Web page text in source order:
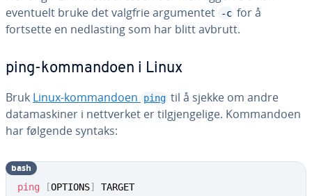
eventuelt bruke det valgfrie argumentet
-c for å
fortsette en nedlasting som har blitt avbrutt.
ping-kommandoen i Linux
Bruk Linux-kommandoen ping til å sjekke om andre
datamaskiner i nettverket er tilgjengelige. Kommandoen
har følgende syntaks:
ping [OPTIONS] TARGET
bash